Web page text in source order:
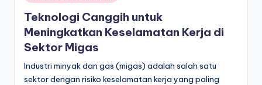
in
Teknologi Canggih untuk
Meningkatkan Keselamatan Kerja di
Sektor Migas
Industri minyak dan gas (migas) adalah salah satu
sektor dengan risiko keselamatan kerja yang paling